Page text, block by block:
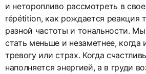
и неторопливо рассмотреть в
répétition, как рождается реакция
разной частоты и тональности.
стать меньше и незаметнее,
тревогу или страх. Когда
наполняется энергией, а в груди